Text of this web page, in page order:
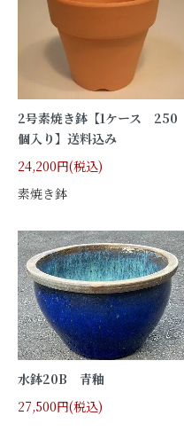
2号素焼き鉢【1ケース 250
個入り】送料込み
24,200円(税込)
素焼き鉢
水鉢20B 青釉
27,500円(税込)